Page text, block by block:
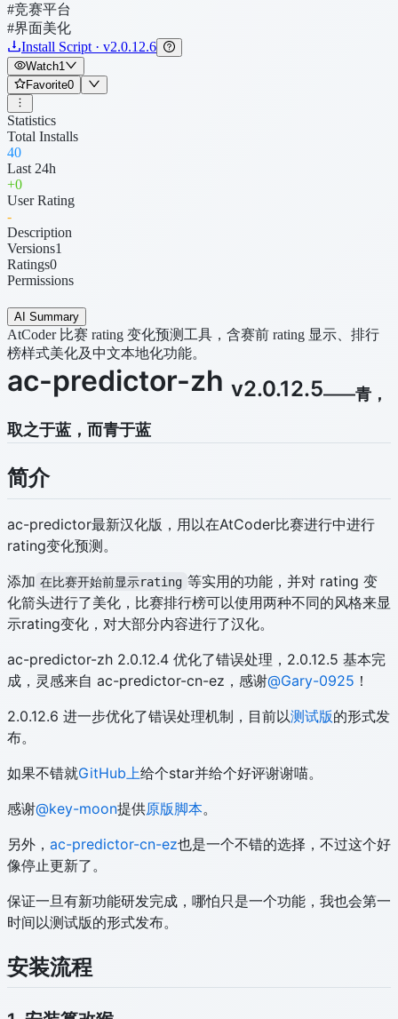
#竞赛平台
#界面美化
Install Script · v2.0.12.6
Watch1
Favorite0
Statistics
Total Installs
40
Last 24h
+0
User Rating
-
Description
Versions1
Ratings0
Permissions
AI Summary
AtCoder 比赛 rating 变化预测工具，含赛前 rating 显示、排行
榜样式美化及中文本地化功能。
ac-predictor-zh v2.0.12.5——青，
取之于蓝，而青于蓝
简介
ac-predictor最新汉化版，用以在AtCoder比赛进行中进行
rating变化预测。
添加 在比赛开始前显示rating 等实用的功能，并对 rating 变
化箭头进行了美化，比赛排行榜可以使用两种不同的风格来显
示rating变化，对大部分内容进行了汉化。
ac-predictor-zh 2.0.12.4 优化了错误处理，2.0.12.5 基本完
成，灵感来自 ac-predictor-cn-ez，感谢@Gary-0925 ！
2.0.12.6 进一步优化了错误处理机制，目前以测试版的形式发
布。
如果不错就GitHub上给个star并给个好评谢谢喵。
感谢@key-moon提供原版脚本。
另外， ac-predictor-cn-ez也是一个不错的选择，不过这个好
像停止更新了。
保证一旦有新功能研发完成，哪怕只是一个功能，我也会第一
时间以测试版的形式发布。
安装流程